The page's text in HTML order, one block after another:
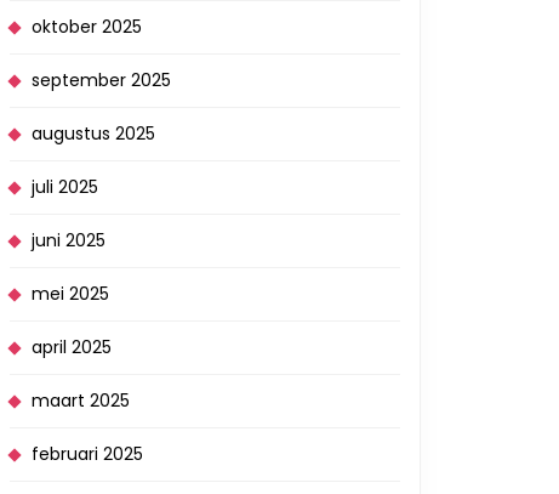
oktober 2025
september 2025
augustus 2025
juli 2025
juni 2025
mei 2025
april 2025
maart 2025
februari 2025